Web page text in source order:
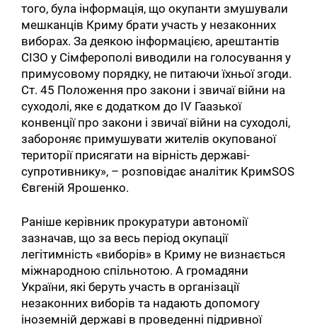
того, була інформація, що окупанти змушували
мешканців Криму брати участь у незаконних
виборах. За деякою інформацією, арештантів
СІЗО у Сімферополі виводили на голосування у
примусовому порядку, не питаючи їхньої згоди.
Ст. 45 Положення про закони і звичаї війни на
суходолі, яке є додатком до ІѴ Гаазької
конвенції про закони і звичаї війни на суходолі,
забороняє примушувати жителів окупованої
території присягати на вірність державі-
супротивнику», – розповідає аналітик КримSOS
Євгеній Ярошенко.
Раніше керівник прокуратури автономії
зазначав, що за весь період окупації
легітимність «виборів» в Криму не визнається
міжнародною спільнотою. А громадяни
України, які беруть участь в організації
незаконних виборів та надають допомогу
іноземній державі в проведенні підривної